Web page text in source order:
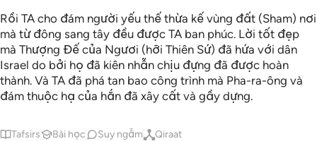
Rồi TA cho đám người yếu thế thừa kế vùng đất (Sham) nơi
mà từ đông sang tây đều được TA ban phúc. Lời tốt đẹp
mà Thượng Đế của Ngươi (hỡi Thiên Sứ) đã hứa với dân
Israel do bởi họ đã kiên nhẫn chịu đựng đã được hoàn
thành. Và TA đã phá tan bao công trình mà Pha-ra-ông và
đám thuộc hạ của hắn đã xây cất và gầy dựng.
Tafsirs Bài học Suy ngẫm Qiraat